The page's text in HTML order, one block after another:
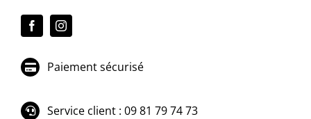
Paiement sécurisé
Service client : 09 81 79 74 73